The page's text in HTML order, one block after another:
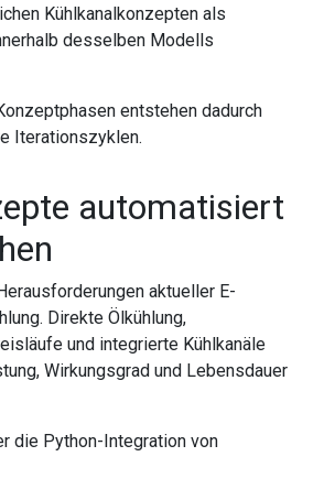
Kühlkanalkonzepten als
desselben Modells
entstehen dadurch
Iterationszyklen.
automatisiert
aktueller E-
Direkte Ölkühlung,
und integrierte Kühlkanäle
Wirkungsgrad und Lebensdauer
die Python-Integration von